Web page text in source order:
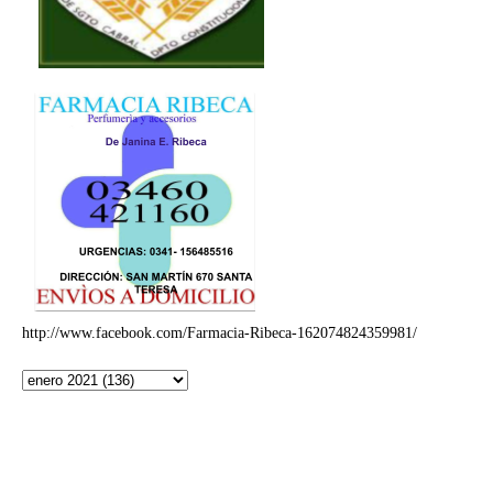
http://www.facebook.com/Farmacia-Ribeca-162074824359981/